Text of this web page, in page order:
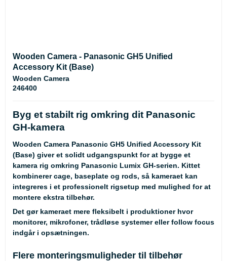
Wooden Camera - Panasonic GH5 Unified
Accessory Kit (Base)
Wooden Camera
246400
Byg et stabilt rig omkring dit Panasonic
GH-kamera
Wooden Camera Panasonic GH5 Unified Accessory Kit
(Base) giver et solidt udgangspunkt for at bygge et
kamera rig omkring Panasonic Lumix GH-serien. Kittet
kombinerer cage, baseplate og rods, så kameraet kan
integreres i et professionelt rigsetup med mulighed for at
montere ekstra tilbehør.
Det gør kameraet mere fleksibelt i produktioner hvor
monitorer, mikrofoner, trådløse systemer eller follow focus
indgår i opsætningen.
Flere monteringsmuligheder til tilbehør